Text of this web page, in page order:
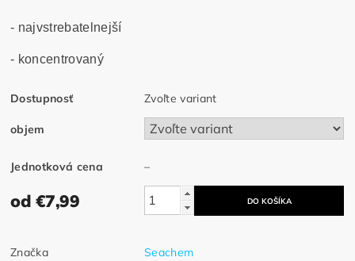
- najvstrebatelnejší
- koncentrovaný
Dostupnosť Zvoľte variant
objem
Jednotková cena –
od €7,99
Značka
Seachem